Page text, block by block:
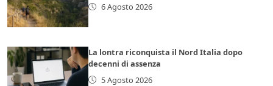
6 Agosto 2026
La lontra riconquista il Nord Italia dopo
decenni di assenza
5 Agosto 2026